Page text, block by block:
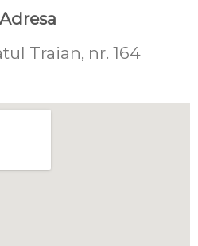
Adresa
Traian, nr. 164